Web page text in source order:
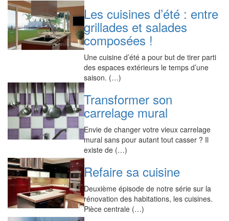
Les cuisines d’été : entre
grillades et salades
composées !
Une cuisine d’été a pour but de tirer parti
des espaces extérieurs le temps d’une
saison. (…)
Transformer son
carrelage mural
Envie de changer votre vieux carrelage
mural sans pour autant tout casser ? Il
existe de (…)
Refaire sa cuisine
Deuxième épisode de notre série sur la
rénovation des habitations, les cuisines.
Pièce centrale (…)